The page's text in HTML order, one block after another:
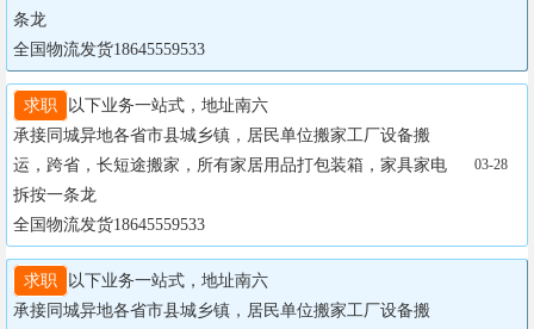
条龙
全国物流发货18645559533
求职
以下业务一站式，地址南六
承接同城异地各省市县城乡镇，居民单位搬家工厂设备搬
运，跨省，长短途搬家，所有家居用品打包装箱，家具家电
拆按一条龙
全国物流发货18645559533
03-28
求职
以下业务一站式，地址南六
承接同城异地各省市县城乡镇，居民单位搬家工厂设备搬